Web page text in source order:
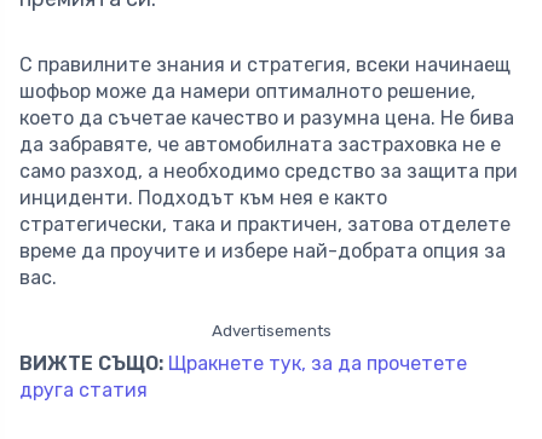
С правилните знания и стратегия, всеки начинаещ
шофьор може да намери оптималното решение,
което да съчетае качество и разумна цена. Не бива
да забравяте, че автомобилната застраховка не е
само разход, а необходимо средство за защита при
инциденти. Подходът към нея е както
стратегически, така и практичен, затова отделете
време да проучите и избере най-добрата опция за
вас.
Advertisements
ВИЖТЕ СЪЩО: Щракнете тук, за да прочетете
друга статия